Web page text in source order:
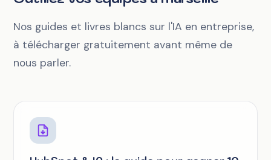
Nos guides et livres blancs sur l'IA en entreprise,
à télécharger gratuitement avant même de
nous parler.